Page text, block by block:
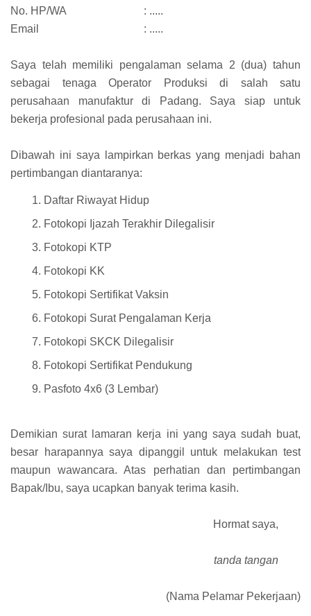
No. HP/WA
: .....
Email
: .....
Saya telah memiliki pengalaman selama 2 (dua) tahun
sebagai tenaga Operator Produksi di salah satu
perusahaan manufaktur di Padang. Saya siap untuk
bekerja profesional pada perusahaan ini.
Dibawah ini saya lampirkan berkas yang menjadi bahan
pertimbangan diantaranya:
Daftar Riwayat Hidup
Fotokopi Ijazah Terakhir Dilegalisir
Fotokopi KTP
Fotokopi KK
Fotokopi Sertifikat Vaksin
Fotokopi Surat Pengalaman Kerja
Fotokopi SKCK Dilegalisir
Fotokopi Sertifikat Pendukung
Pasfoto 4x6 (3 Lembar)
Demikian surat lamaran kerja ini yang saya sudah buat,
besar harapannya saya dipanggil untuk melakukan test
maupun wawancara. Atas perhatian dan pertimbangan
Bapak/Ibu, saya ucapkan banyak terima kasih.
Hormat saya,
tanda tangan
(Nama Pelamar Pekerjaan)